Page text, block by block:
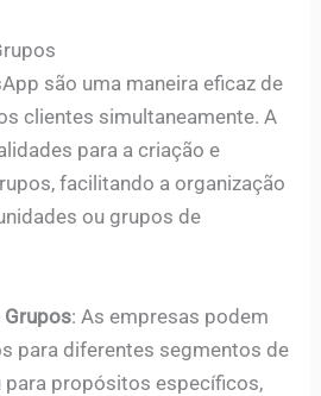
são uma maneira eficaz de
clientes simultaneamente. A
para a criação e
facilitando a organização
ou grupos de
Grupos: As empresas podem
para diferentes segmentos de
para propósitos específicos,